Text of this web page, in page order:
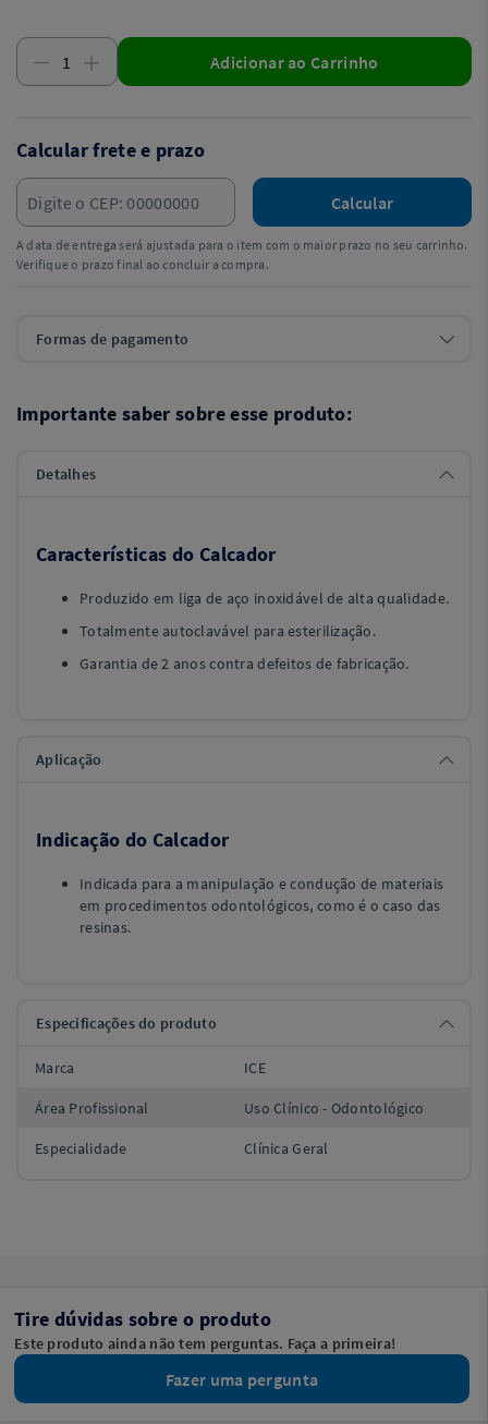
Adicionar ao Carrinho
Calcular frete e prazo
Calcular
A data de entrega será ajustada para o item com o maior prazo no seu carrinho.
Verifique o prazo final ao concluir a compra.
Formas de pagamento
Importante saber sobre esse produto:
Detalhes
Características do Calcador
Produzido em liga de aço inoxidável de alta qualidade.
Totalmente autoclavável para esterilização.
Garantia de 2 anos contra defeitos de fabricação.
Aplicação
Indicação do Calcador
Indicada para a manipulação e condução de materiais
em procedimentos odontológicos, como é o caso das
resinas.
Especificações do produto
Marca ICE
Área Profissional Uso Clínico - Odontológico
Especialidade Clínica Geral
Tire dúvidas sobre o produto
Este produto ainda não tem perguntas. Faça a primeira!
Fazer uma pergunta